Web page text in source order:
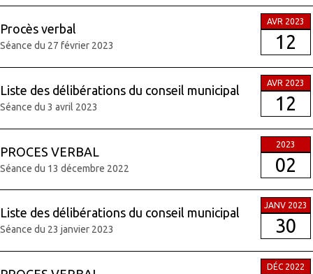
Procès verbal
Séance du 27 février 2023
AVR 2023
12
Liste des délibérations du conseil municipal
Séance du 3 avril 2023
AVR 2023
12
PROCES VERBAL
Séance du 13 décembre 2022
2023
02
Liste des délibérations du conseil municipal
Séance du 23 janvier 2023
JANV 2023
30
DÉC 2022